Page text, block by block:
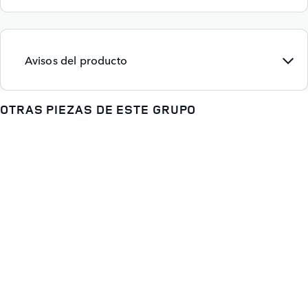
Avisos del producto
OTRAS PIEZAS DE ESTE GRUPO